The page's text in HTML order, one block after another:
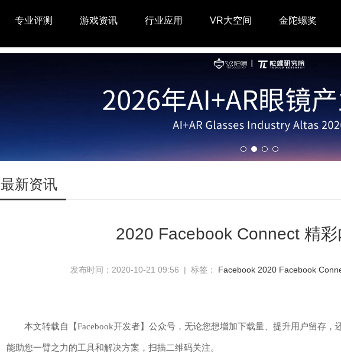
专业评测 游戏资讯 行业应用 VR大空间 金陀螺奖
最新资讯
2020 Facebook Connect 精
发布时间：2020-10-21 09:56 | 标签： Facebook 2020 Facebook
本文转载自【Facebook开发者】公众号，无论您想增加下载量、提升用户留存，
能助您一臂之力的工具和解决方案，扫描二维码关注。